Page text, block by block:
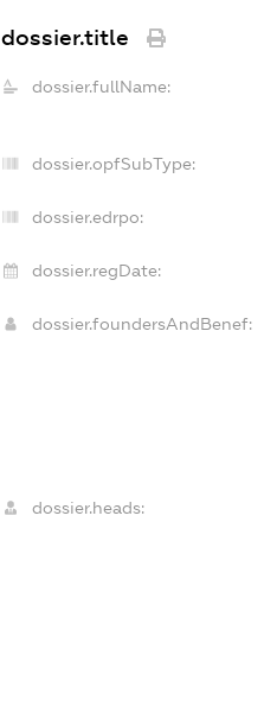
dossier.title
dossier.fullName:
dossier.opfSubType:
dossier.edrpo:
dossier.regDate:
dossier.foundersAndBenef:
dossier.heads: